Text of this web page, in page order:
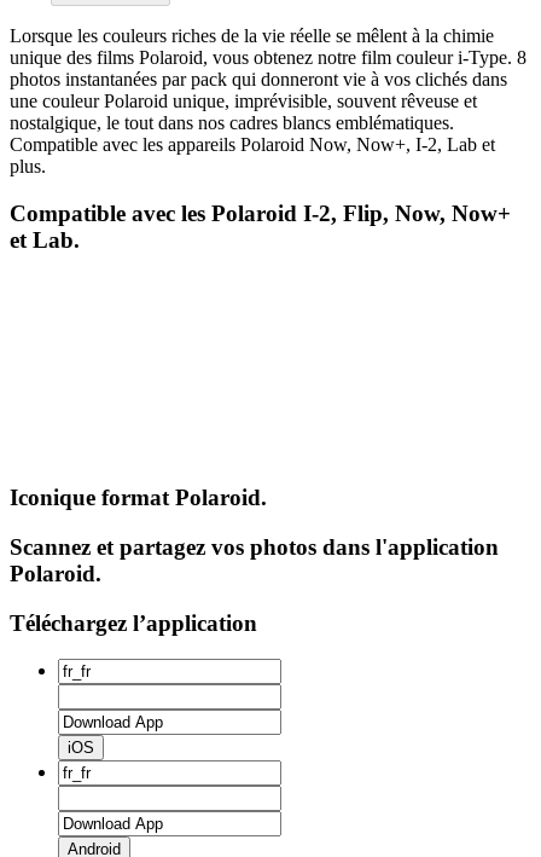
Lorsque les couleurs riches de la vie réelle se mêlent à la chimie
unique des films Polaroid, vous obtenez notre film couleur i-Type. 8
photos instantanées par pack qui donneront vie à vos clichés dans
une couleur Polaroid unique, imprévisible, souvent rêveuse et
nostalgique, le tout dans nos cadres blancs emblématiques.
Compatible avec les appareils Polaroid Now, Now+, I-2, Lab et
plus.
Compatible avec les Polaroid I-2, Flip, Now, Now+
et Lab.
Iconique format Polaroid.
Scannez et partagez vos photos dans l'application
Polaroid.
Téléchargez l’application
iOS
Android